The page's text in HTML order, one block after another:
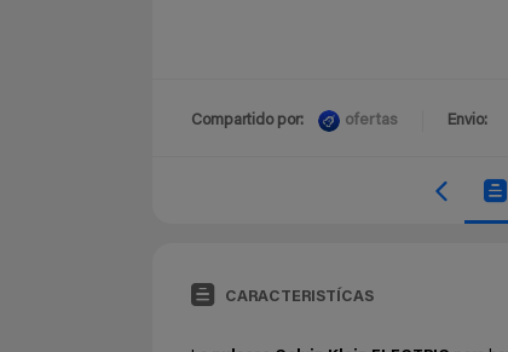
Compartido por: ofertas Envio:
CARACTERISTÍCAS